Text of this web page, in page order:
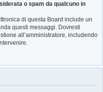
o spam da qualcuno in
di questa Board include un
questi messaggi. Dovresti
all’amministratore, includendo